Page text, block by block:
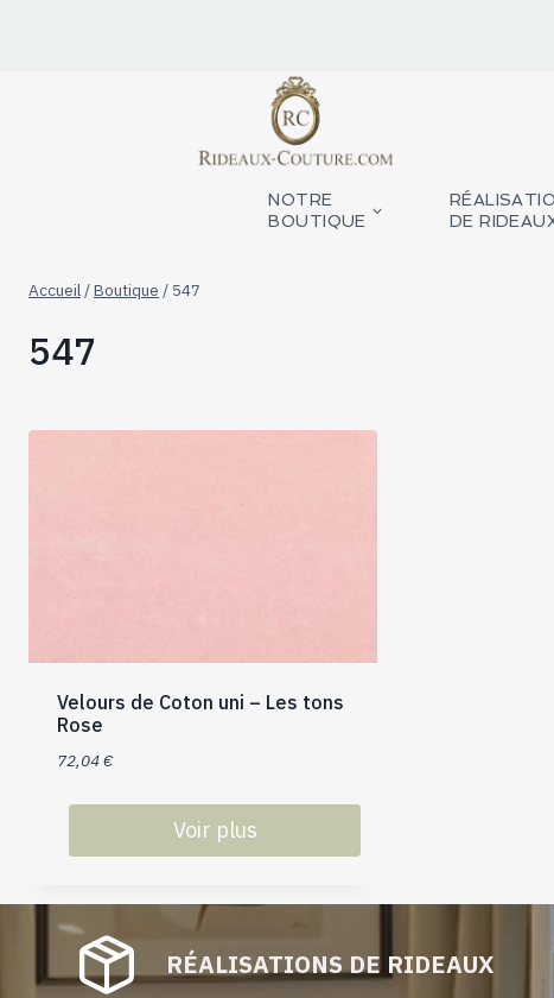
NOTRE
BOUTIQUE
DE
Accueil /Boutique / 547
547
Velours de Coton uni – Les tons
Rose
72,04€
Voir plus
produit
a
plusieurs
variations.
RÉALISATIONS DE RIDEAUX